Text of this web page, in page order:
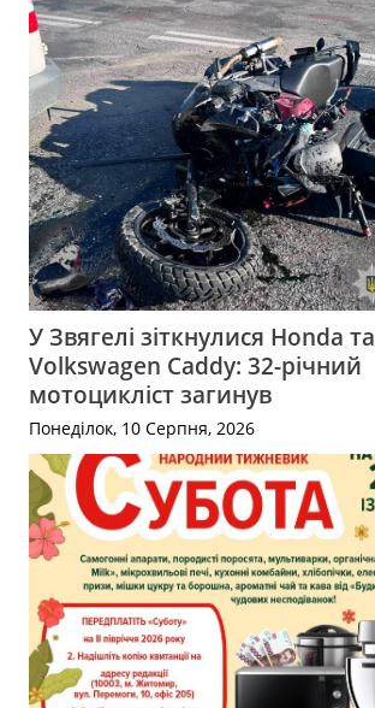
У Звягелі зіткнулися Honda та
Volkswagen Caddy: 32-річний
мотоцикліст загинув
Понеділок, 10 Серпня, 2026